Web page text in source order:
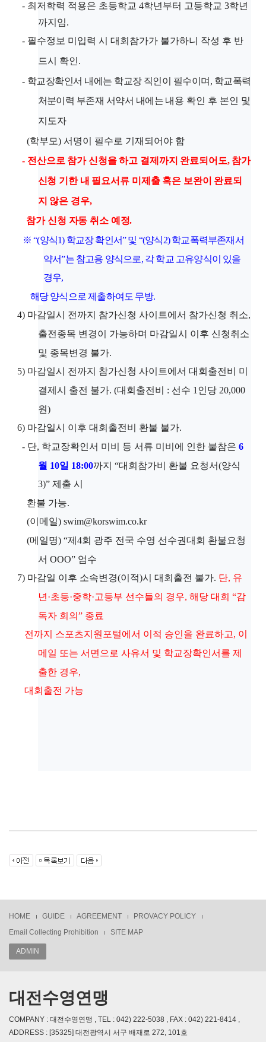
- 최저학력 적용은 초등학교 4학년부터 고등학교 3학년
까지임.
- 필수정보 미입력 시 대회참가가 불가하니 작성 후 반
드시 확인.
- 학교장확인서 내에는 학교장 직인이 필수이며 학교폭력
처분이력 부존재 서약서 내에는 내용 확인 후 본인 및
지도자
(학부모) 서명이 필수로 기재되어야 함
- 전산으로 참가 신청을 하고 결제까지 완료되어도, 참가
신청 기한 내 필요서류 미제출 혹은 보완이 완료되
지 않은 경우,
참가 신청 자동 취소 예정.
※“(양식1) 학교장 확인서”및 “(양식2)학교폭력부존재서
약서”는 참고용 양식으로 각 학교 고유양식이 있을
경우,
해당 양식으로 제출하여도 무방.
4) 마감일시 전까지 참가신청 사이트에서 참가신청 취소,
출전종목 변경이 가능하며 마감일시 이후 신청취소
및 종목변경 불가.
5) 마감일시 전까지 참가신청 사이트에서 대회출전비 미
결제시 출전 불가. (대회출전비 : 선수 1 인당 20,000
원)
6) 마감일시 이후 대회출전비 환불 불가.
- 단, 학교장확인서 미비 등 서류 미비에 인한 불참은 6
월 10일 18:00까지 “대회참가비 환불 요청서(양식
3)” 제출 시
환불 가능.
(이메일) swim@korswim.co.kr
(메일명) “제 4회 광주 전국 수영 선수권대회 환불요청
서 OOO” 엄수
7) 마감일 이후 소속변경(이적)시 대회출전 불가. 단, 유
년 ·초등·중학·고등부 선수들의 경우, 해당 대회 “감
독자 회의” 종료
전까지 스포츠지원포털에서 이적 승인을 완료하고, 이
메일 또는 서면으로 사유서 및 학교장확인서를 제
출한 경우
대회출전 가능
HOME GUIDE AGREEMENT
PROVACY POLICY
Email Collecting Prohibition
SITE MAP
ADMIN
대전수영연맹
COMPANY : 대전수영연맹 , TEL : 042) 222-5038 , FAX : 042) 221-8414 ,
ADDRESS : [35325] 대전광역시 서구 배재로 272, 101호